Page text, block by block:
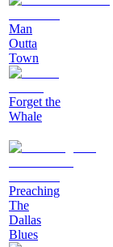
Man
Outta
Town
Forget the
Whale
Preaching
The
Dallas
Blues